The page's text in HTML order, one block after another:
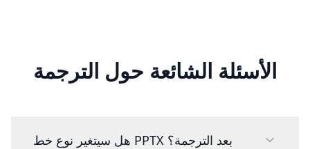
الأسئلة الشائعة حول الترجمة
هل سيتغير نوع خط PPTX بعد الترجمة؟